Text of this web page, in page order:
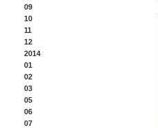
09
10
11
12
2014
01
02
03
05
06
07